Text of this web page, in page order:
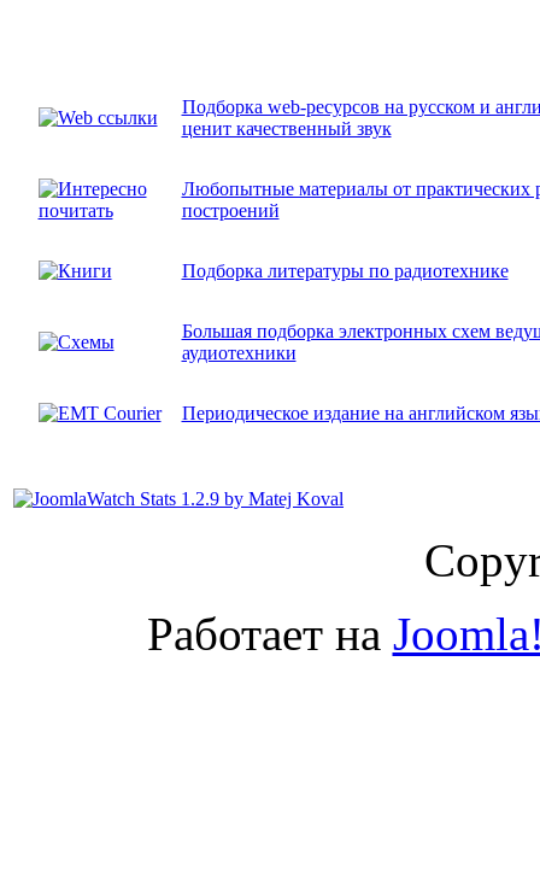
Подборка web-ресурсов на русском и
ценит качественный звук
Любопытные материалы от практических
построений
Подборка литературы по радиотехнике
Большая подборка электронных схем
аудиотехники
Периодическое издание на английском
Работает на